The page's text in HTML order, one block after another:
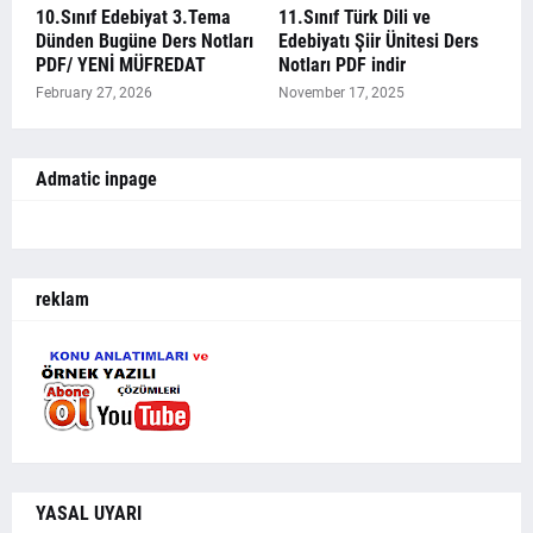
10.Sınıf Edebiyat 3.Tema
Dünden Bugüne Ders Notları
PDF/ YENİ MÜFREDAT
February 27, 2026
11.Sınıf Türk Dili ve
Edebiyatı Şiir Ünitesi Ders
Notları PDF indir
November 17, 2025
Admatic inpage
reklam
YASAL UYARI